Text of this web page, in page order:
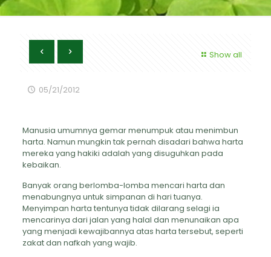
Show all
05/21/2012
Manusia umumnya gemar menumpuk atau menimbun
harta. Namun mungkin tak pernah disadari bahwa harta
mereka yang hakiki adalah yang disuguhkan pada
kebaikan.
Banyak orang berlomba-lomba mencari harta dan
menabungnya untuk simpanan di hari tuanya.
Menyimpan harta tentunya tidak dilarang selagi ia
mencarinya dari jalan yang halal dan menunaikan apa
yang menjadi kewajibannya atas harta tersebut, seperti
zakat dan nafkah yang wajib.